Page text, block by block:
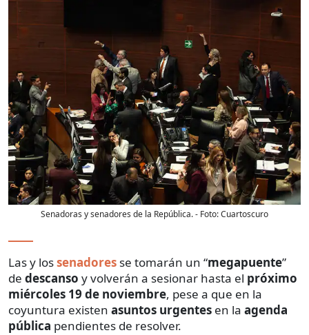
Senadoras y senadores de la República.- Foto:Cuartoscuro
Las y lossenadores se tomarán un “megapuente”
de descanso y volverán a sesionar hasta el próximo
miércoles 19 de noviembre, pese a que en la
coyuntura existen asuntos urgentes en la agenda
pública pendientes de resolver.